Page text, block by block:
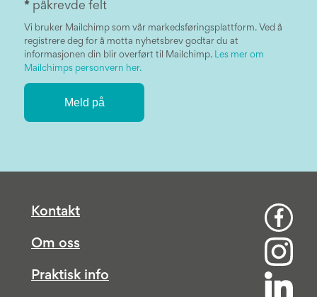
* påkrevde felt
Vi bruker Mailchimp som vår markedsføringsplattform. Ved å
registrere deg for å motta nyhetsbrev godtar du at
informasjonen din blir overført til Mailchimp. Les mer om
Mailchimps personvern her.
Kontakt
Om oss
Praktisk info